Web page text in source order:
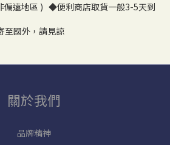
遠地區 ) ◆便利商店取貨一般3-5天到
至國外，請見諒
關於我們
品牌精神